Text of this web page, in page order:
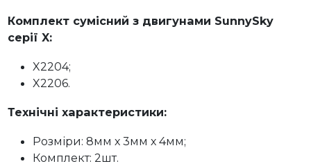
Комплект сумісний з двигунами SunnySky
серії X:
X2204;
X2206.
Технічні характеристики:
Розміри: 8мм х 3мм х 4мм;
Комплект: 2шт.